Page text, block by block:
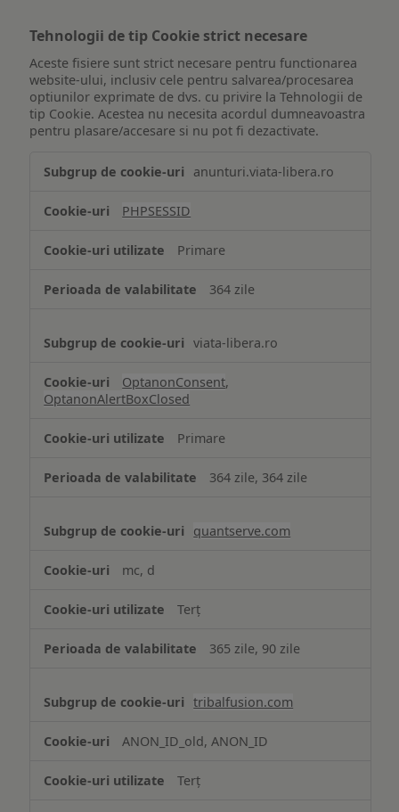
Tehnologii de tip Cookie strict necesare
Aceste fisiere sunt strict necesare pentru functionarea
website-ului, inclusiv cele pentru salvarea/procesarea
optiunilor exprimate de dvs. cu privire la Tehnologii de
tip Cookie. Acestea nu necesita acordul dumneavoastra
pentru plasare/accesare si nu pot fi dezactivate.
de
Cookie
necesare
anunturi.viata-libera.ro
PHPSESSID
Primare
364 zile
viata-libera.ro
OptanonConsent,
OptanonAlertBoxClosed
Primare
364 zile, 364 zile
quantserve.com
mc, d
Terț
365 zile, 90 zile
tribalfusion.com
ANON_ID_old, ANON_ID
Terț